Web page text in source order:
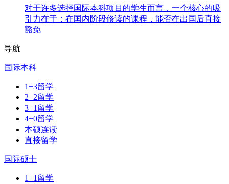
对于许多选择国际本科项目的学生而言，一个核心的吸
引力在于：在国内阶段修读的课程，能否在出国后直接
豁免
导航
国际本科
1+3留学
2+2留学
3+1留学
4+0留学
本硕连读
直接留学
国际硕士
1+1留学